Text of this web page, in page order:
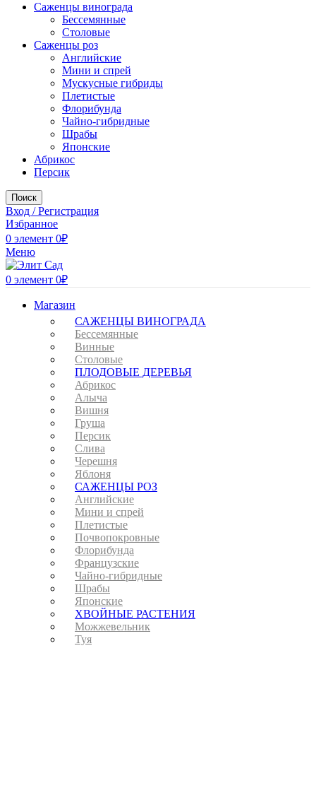
Саженцы винограда
Бессемянные
Столовые
Саженцы роз
Английские
Мини и спрей
Мускусные гибриды
Плетистые
Флорибунда
Чайно-гибридные
Шрабы
Японские
Абрикос
Персик
Поиск
Вход / Регистрация
Избранное
0 элемент 0₽
Меню
0 элемент 0₽
Магазин
САЖЕНЦЫ ВИНОГРАДА
Бессемянные
Винные
Столовые
ПЛОДОВЫЕ ДЕРЕВЬЯ
Абрикос
Алыча
Вишня
Груша
Персик
Слива
Черешня
Яблоня
САЖЕНЦЫ РОЗ
Английские
Мини и спрей
Плетистые
Почвопокровные
Флорибунда
Французские
Чайно-гибридные
Шрабы
Японские
ХВОЙНЫЕ РАСТЕНИЯ
Можжевельник
Туя